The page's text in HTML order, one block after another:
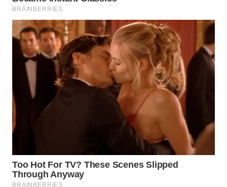
WN
WN
MALUT
WN
DAIRI
WN
NIAS